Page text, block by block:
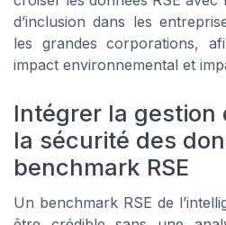
d’inclusion dans les
les grandes corporations,
impact environnemental et
Intégrer la gestion
la sécurité des
benchmark RSE
Un benchmark RSE de